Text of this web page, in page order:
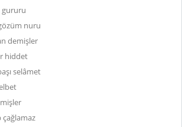
gururu
nuru
demişler
hiddet
selâmet
çağlamaz